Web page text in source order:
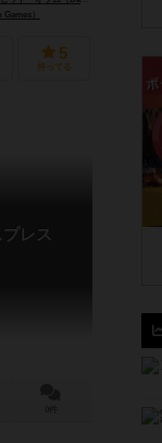
）
5
持ってる
レス